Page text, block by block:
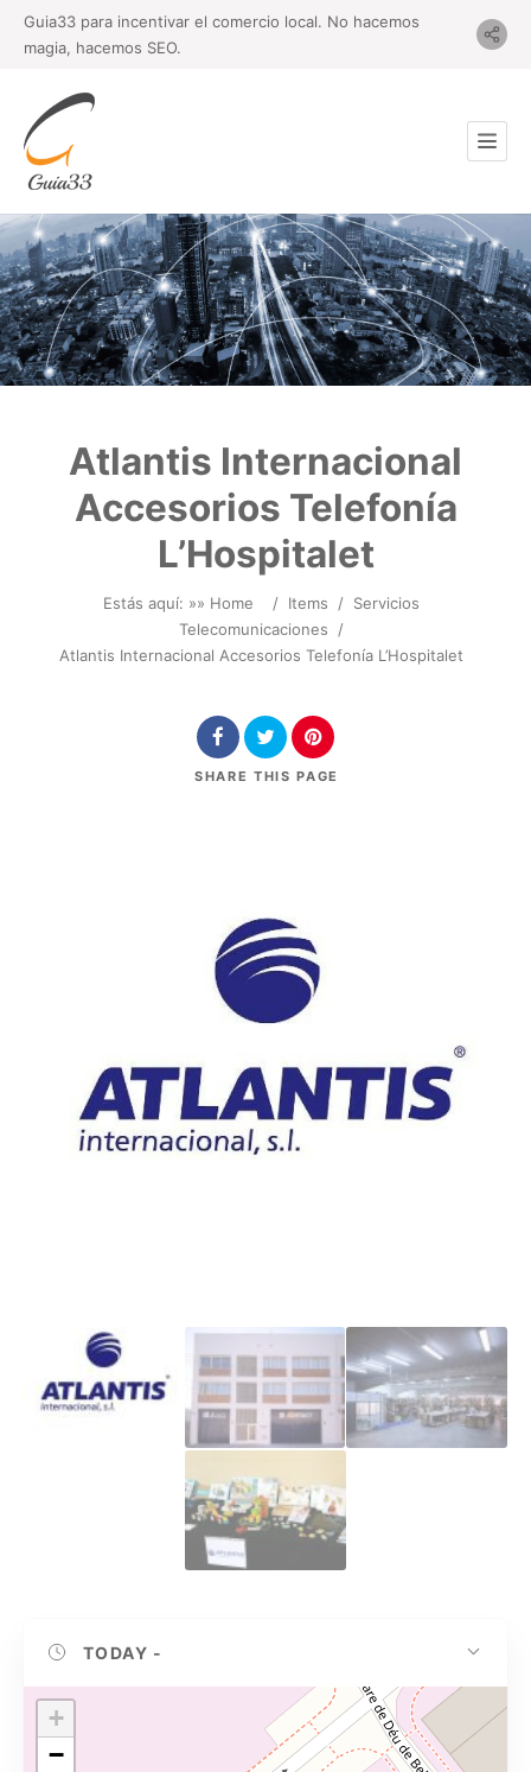
Guia33 para incentivar el comercio local. No hacemos
magia, hacemos SEO.
Atlantis Internacional
Accesorios Telefonía
L’Hospitalet
Estás aquí: »» Home / Items / Servicios
Telecomunicaciones
/
Atlantis Internacional Accesorios Telefonía L’Hospitalet
SHARE THIS PAGE
TODAY -
+
−